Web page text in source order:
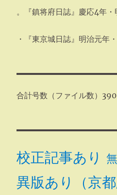
。『鎮将府日誌』慶応4年・
・『東京城日誌』明治元年
合計号数（ファイル数）390
校正記事あり
異版あり（京都